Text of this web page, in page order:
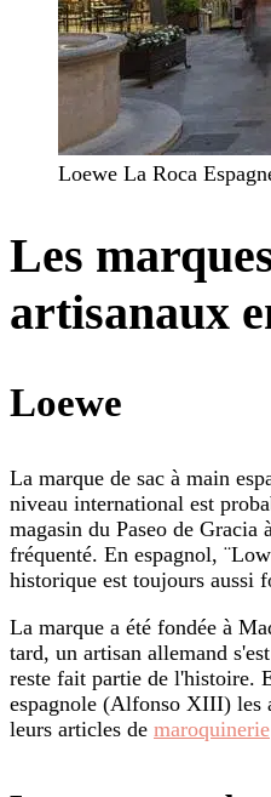
Loewe La Roca
Les
artisanaux
Loewe
La marque de sac à main
niveau international est
magasin du Paseo de Gracia
fréquenté. En espagnol,
historique est toujours aussi
La marque a été fondée à
tard, un artisan allemand
reste fait partie de l'histoire.
espagnole (Alfonso XIII) les
leurs articles de maroquinerie